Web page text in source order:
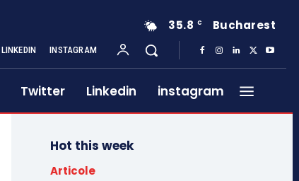
35.8 C Bucharest
LINKEDIN INSTAGRAM
Twitter Linkedin instagram
Hot this week
Articole